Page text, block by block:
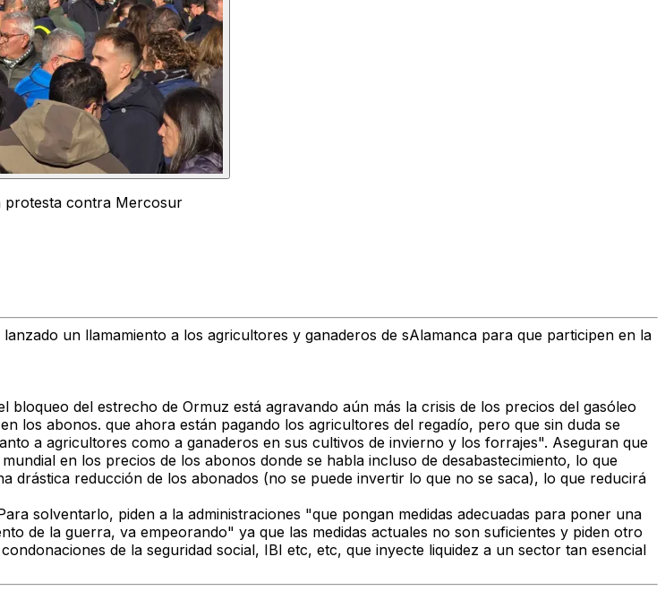
protesta contra Mercosur
un llamamiento a los agricultores y ganaderos de sAlamanca para que participen en la
del estrecho de Ormuz está agravando aún más la crisis de los precios del gasóleo
los abonos. que ahora están pagando los agricultores del regadío, pero que sin duda se
a agricultores como a ganaderos en sus cultivos de invierno y los forrajes". Aseguran que
en los precios de los abonos donde se habla incluso de desabastecimiento, lo que
drástica reducción de los abonados (no se puede invertir lo que no se saca), lo que reducirá
solventarlo, piden a la administraciones "que pongan medidas adecuadas para poner una
de la guerra, va empeorando" ya que las medidas actuales no son suficientes y piden otro
de la seguridad social, IBI etc, etc, que inyecte liquidez a un sector tan esencial